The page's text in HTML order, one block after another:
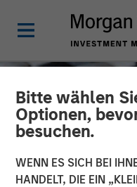
Bitte wählen
Optionen,
besuchen.
WENN ES SICH BEI
HANDELT, DIE EIN